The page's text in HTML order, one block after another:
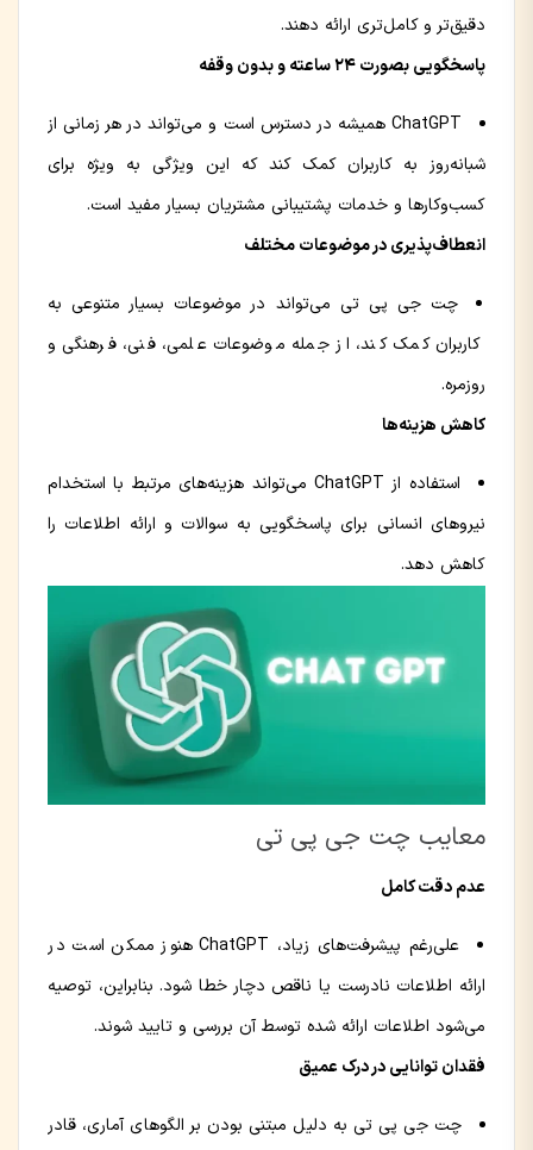
دقیق‌تر و کامل‌تری ارائه دهند.
پاسخگویی بصورت 24 ساعته و بدون وقفه
ChatGPT همیشه در دسترس است و می‌تواند در هر زمانی از
شبانه‌روز به کاربران کمک کند که این ویژگی به ویژه برای
کسب‌وکارها و خدمات پشتیبانی مشتریان بسیار مفید است.
انعطاف‌پذیری در موضوعات مختلف
چت جی پی تی می‌تواند در موضوعات بسیار متنوعی به
کاربران کمک کند، از جمله موضوعات علمی، فنی، فرهنگی و
روزمره.
کاهش هزینه‌ها
استفاده از ChatGPT می‌تواند هزینه‌های مرتبط با استخدام
نیروهای انسانی برای پاسخگویی به سوالات و ارائه اطلاعات را
کاهش دهد.
معایب چت جی پی تی
عدم دقت کامل
علی‌رغم پیشرفت‌های زیاد، ChatGPT هنوز ممکن است در
ارائه اطلاعات نادرست یا ناقص دچار خطا شود. بنابراین، توصیه
می‌شود اطلاعات ارائه شده توسط آن بررسی و تایید شوند.
فقدان توانایی در درک عمیق
چت جی پی تی به دلیل مبتنی بودن بر الگوهای آماری، قادر